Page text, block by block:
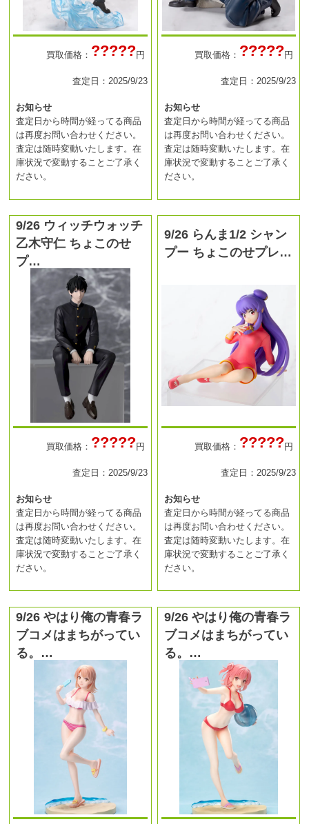
買取価格： ?????円
査定日：2025/9/23
お知らせ
査定日から時間が経ってる商品
は再度お問い合わせください。
査定は随時変動いたします。在
庫状況で変動することご了承く
ださい。
買取価格： ?????円
査定日：2025/9/23
お知らせ
査定日から時間が経ってる商品
は再度お問い合わせください。
査定は随時変動いたします。在
庫状況で変動することご了承く
ださい。
9/26 ウィッチウォッチ
乙木守仁 ちょこのせ
プ…
買取価格： ?????円
査定日：2025/9/23
お知らせ
査定日から時間が経ってる商品
は再度お問い合わせください。
査定は随時変動いたします。在
庫状況で変動することご了承く
ださい。
9/26 らんま1/2 シャン
プー ちょこのせプレ…
買取価格： ?????円
査定日：2025/9/23
お知らせ
査定日から時間が経ってる商品
は再度お問い合わせください。
査定は随時変動いたします。在
庫状況で変動することご了承く
ださい。
9/26 やはり俺の青春ラ
ブコメはまちがってい
る。…
9/26 やはり俺の青春ラ
ブコメはまちがってい
る。…